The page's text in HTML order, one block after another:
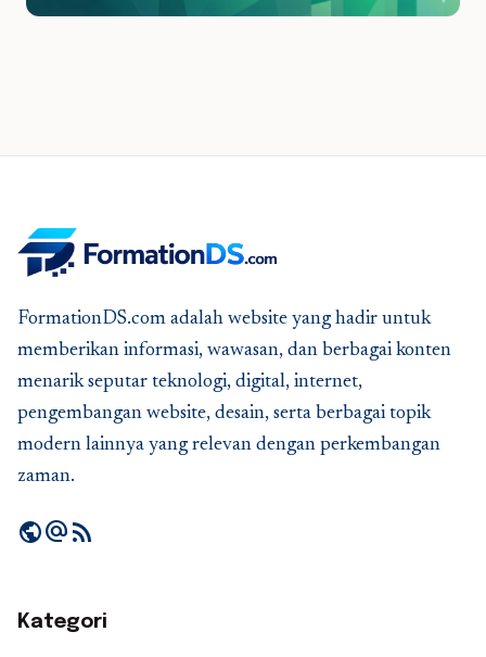
FormationDS.com adalah website yang hadir untuk
memberikan informasi, wawasan, dan berbagai konten
menarik seputar teknologi, digital, internet,
pengembangan website, desain, serta berbagai topik
modern lainnya yang relevan dengan perkembangan
zaman.
publicalternate_emailrss_feed
Kategori